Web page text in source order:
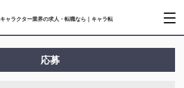
キャラクター業界の求人・転職なら｜キャラ転
応募